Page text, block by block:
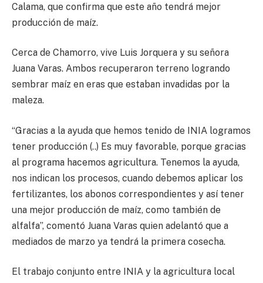
Calama, que confirma que este año tendrá mejor
producción de maíz.
Cerca de Chamorro, vive Luis Jorquera y su señora
Juana Varas. Ambos recuperaron terreno logrando
sembrar maíz en eras que estaban invadidas por la
maleza.
“Gracias a la ayuda que hemos tenido de INIA logramos
tener producción (..) Es muy favorable, porque gracias
al programa hacemos agricultura. Tenemos la ayuda,
nos indican los procesos, cuando debemos aplicar los
fertilizantes, los abonos correspondientes y así tener
una mejor producción de maíz, como también de
alfalfa”, comentó Juana Varas quien adelantó que a
mediados de marzo ya tendrá la primera cosecha.
El trabajo conjunto entre INIA y la agricultura local